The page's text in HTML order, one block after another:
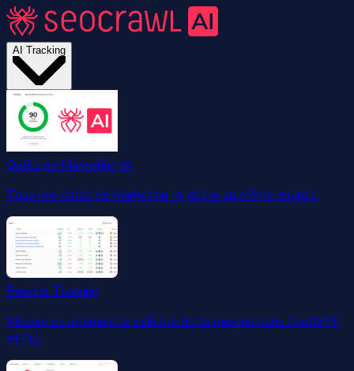
AI Tracking
Outils de Marketing IA
Tous nos outils de marketing IA réunis au même endroit.
Prompt Tracking
Mesure et optimise la visibilité de ta marque dans ChatGPT
et l'IA.